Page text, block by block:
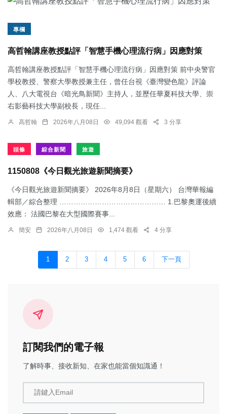
專欄
高哲翰講座教授點評「智慧手機心理流行病」因應對策
高哲翰講座教授點評「智慧手機心理流行病」因應對策 前中央警官
學校教授、警察大學教授兼主任，曾任台視《臺灣變色龍》評論
人、八大電視台《暗光鳥新聞》主持人，並歷任華夏科技大學、崇
右影藝科技大學副校長，現任...
高哲翰 2026年八月08日 49,094 觀看 3 分享
頭條 綜合新聞 旅遊
1150808《今日觀光旅遊新聞摘要》
《今日觀光旅遊新聞摘要》 2026年8月8日（星期六） 台灣華報編
輯部／綜合整理 ……………………………………… 1.​巴黎奧運後續
效應： 法國巴黎在大型國際賽事...
簡安 2026年八月08日 1,474 觀看 4 分享
1 2 3 4 5 6 下一頁
訂閱我們的電子報
了解時事、接收新知、在家也能當個知識通！
請鍵入Email